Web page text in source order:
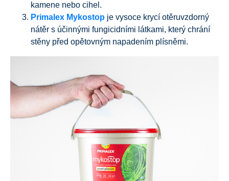
kamene nebo cihel.
Primalex Mykostop je vysoce krycí otěruvzdorný
nátěr s účinnými fungicidními látkami, který chrání
stěny před opětovným napadením plísněmi.